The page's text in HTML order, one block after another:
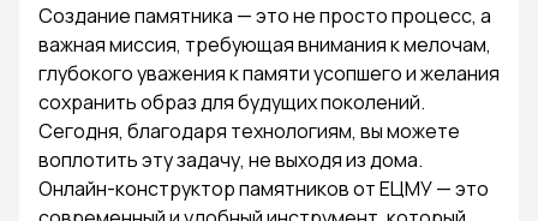
Создание памятника — это не просто процесс, а
важная миссия, требующая внимания к мелочам,
глубокого уважения к памяти усопшего и желания
сохранить образ для будущих поколений.
Сегодня, благодаря технологиям, вы можете
воплотить эту задачу, не выходя из дома.
Онлайн-конструктор памятников от ЕЦМУ — это